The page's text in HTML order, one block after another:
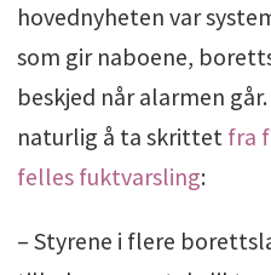
hovednyheten var
som gir naboene,
beskjed når alarmen
naturlig å ta skrittet fra
felles fuktvarsling:
– Styrene i flere